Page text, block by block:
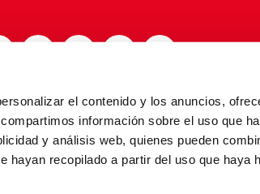
el contenido y los anuncios,
información sobre el uso que
y análisis web, quienes pueden
hayan recopilado a partir del uso que haya
Política de Cookies Canal de